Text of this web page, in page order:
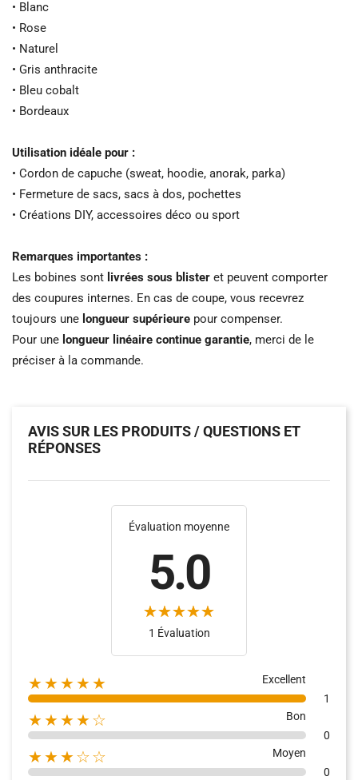
• Blanc
• Rose
• Naturel
• Gris anthracite
• Bleu cobalt
• Bordeaux
Utilisation idéale pour :
• Cordon de capuche (sweat, hoodie, anorak, parka)
• Fermeture de sacs, sacs à dos, pochettes
• Créations DIY, accessoires déco ou sport
Remarques importantes :
Les bobines sont livrées sous blister et peuvent comporter
des coupures internes. En cas de coupe, vous recevrez
toujours une longueur supérieure pour compenser.
Pour une longueur linéaire continue garantie, merci de le
préciser à la commande.
AVIS SUR LES PRODUITS / QUESTIONS ET
RÉPONSES
Évaluation moyenne
5.0
1 Évaluation
★★★★★
Excellent
1
★★★★☆
Bon
0
★★★☆☆
Moyen
0